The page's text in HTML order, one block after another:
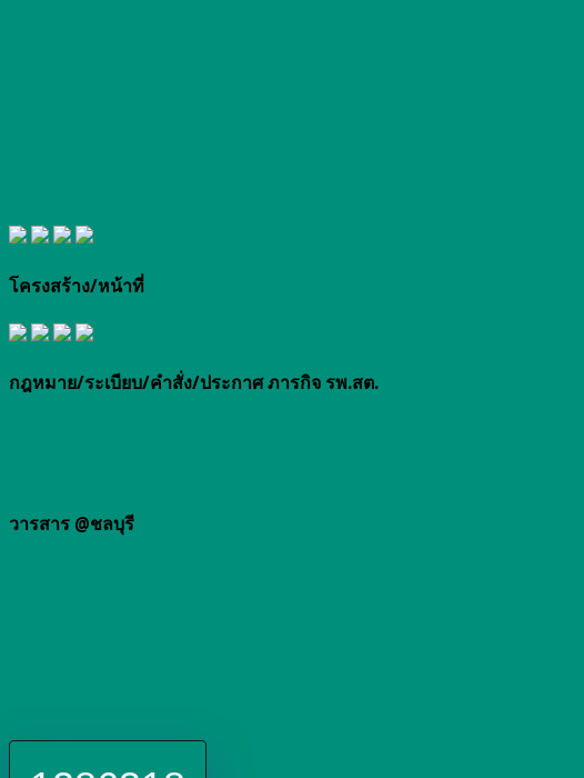
โครงสร้าง/หน้าที่
กฎหมาย/ระเบียบ/คำสั่ง/ประกาศ ภารกิจ รพ.สต.
วารสาร @ชลบุรี